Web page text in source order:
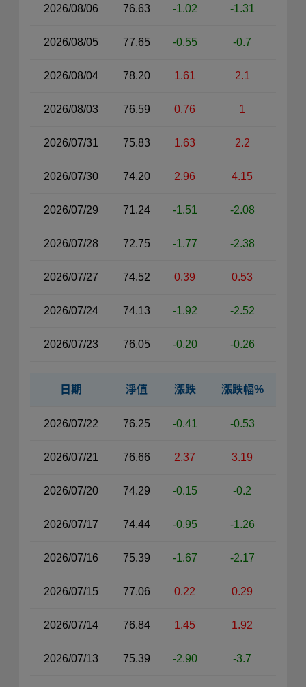
2026/08/06 76.63 -1.02 -1.31
2026/08/05 77.65 -0.55 -0.7
2026/08/04 78.20 1.61 2.1
2026/08/03 76.59 0.76 1
2026/07/31 75.83 1.63 2.2
2026/07/30 74.20 2.96 4.15
2026/07/29 71.24 -1.51 -2.08
2026/07/28 72.75 -1.77 -2.38
2026/07/27 74.52 0.39 0.53
2026/07/24 74.13 -1.92 -2.52
2026/07/23 76.05 -0.20 -0.26
日期 淨值 漲跌 漲跌幅%
2026/07/22 76.25 -0.41 -0.53
2026/07/21 76.66 2.37 3.19
2026/07/20 74.29 -0.15 -0.2
2026/07/17 74.44 -0.95 -1.26
2026/07/16 75.39 -1.67 -2.17
2026/07/15 77.06 0.22 0.29
2026/07/14 76.84 1.45 1.92
2026/07/13 75.39 -2.90 -3.7